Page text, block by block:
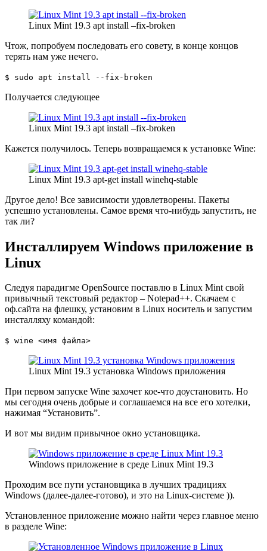
Linux Mint 19.3 apt install –fix-broken
Чтож, попробуем последовать его совету, в конце концов
терять нам уже нечего.
$ sudo apt install --fix-broken
Получается следующее
Linux Mint 19.3 apt install –fix-broken
Кажется получилось. Теперь возвращаемся к установке Wine:
Linux Mint 19.3 apt-get install winehq-stable
Другое дело! Все зависимости удовлетворены. Пакеты
успешно установлены. Самое время что-нибудь запустить, не
так ли?
Инсталлируем Windows приложение в
Linux
Следуя парадигме OpenSource поставлю в Linux Mint свой
привычный текстовый редактор – Notepad++. Скачаем с
оф.сайта на флешку, установим в Linux носитель и запустим
инсталляху командой:
$ wine <имя файла>
Linux Mint 19.3 установка Windows приложения
При первом запуске Wine захочет кое-что доустановить. Но
мы сегодня очень добрые и соглашаемся на все его хотелки,
нажимая “Установить”.
И вот мы видим привычное окно установщика.
Windows приложение в среде Linux Mint 19.3
Проходим все пути установщика в лучших традициях
Windows (далее-далее-готово), и это на Linux-системе )).
Установленное приложение можно найти через главное меню
в разделе Wine: